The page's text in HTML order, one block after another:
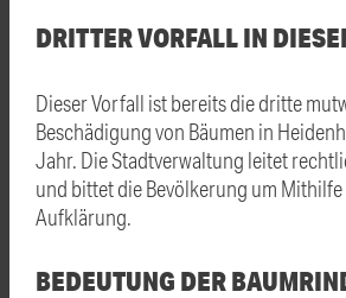
DRITTER VORFALL IN
Dieser Vorfall ist bereits die dritte
Beschädigung von Bäumen in
Jahr. Die Stadtverwaltung leitet
und bittet die Bevölkerung um
Aufklärung.
BEDEUTUNG DER